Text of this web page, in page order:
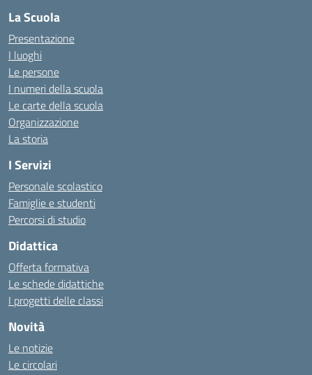
La Scuola
Presentazione
I luoghi
Le persone
I numeri della scuola
Le carte della scuola
Organizzazione
La storia
I Servizi
Personale scolastico
Famiglie e studenti
Percorsi di studio
Didattica
Offerta formativa
Le schede didattiche
I progetti delle classi
Novità
Le notizie
Le circolari